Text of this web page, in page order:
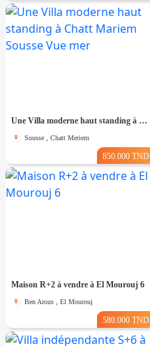
Une Villa moderne haut standing à Chatt Mariem Sousse Vue mer
Sousse , Chatt Meriem
850.000 TND
Maison R+2 à vendre à El Mourouj 6
Ben Arous , El Mourouj
580.000 TND